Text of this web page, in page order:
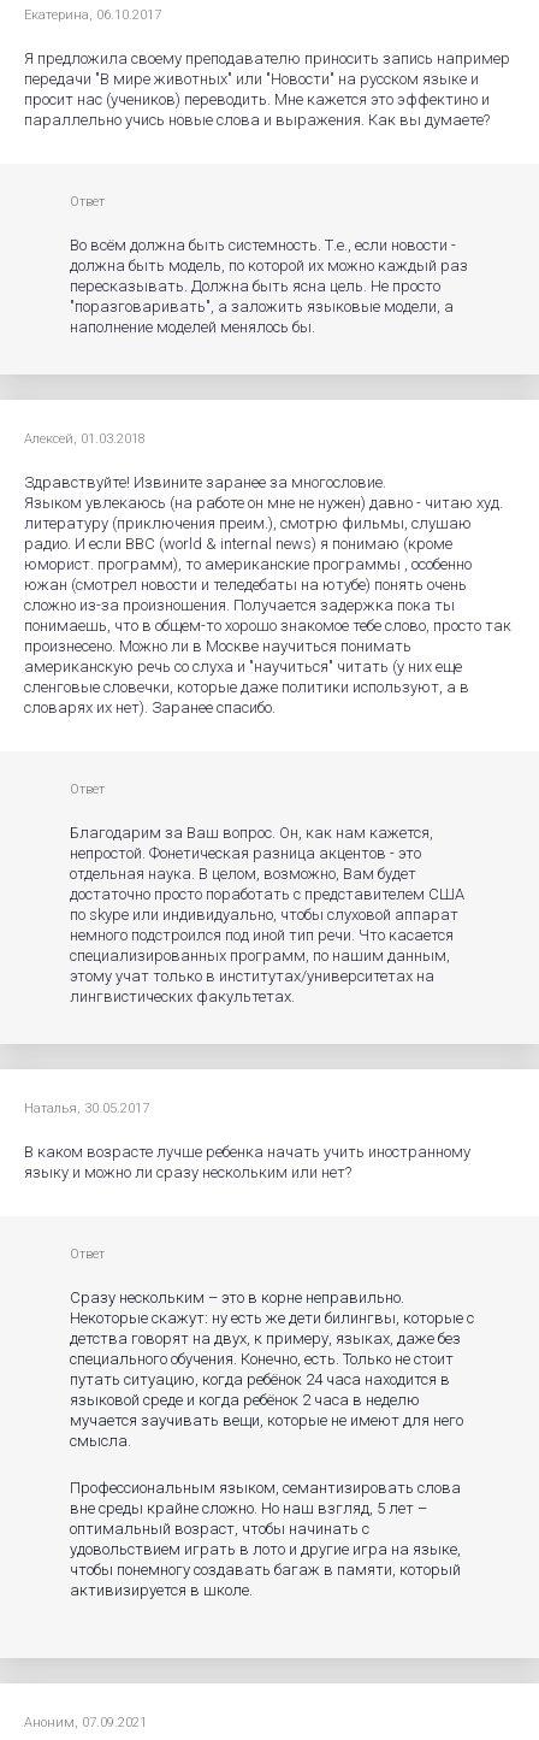
Екатерина, 06.10.2017
Я предложила своему преподавателю приносить запись например
передачи "В мире животных" или "Новости" на русском языке и
просит нас (учеников) переводить. Мне кажется это эффектино и
параллельно учись новые слова и выражения. Как вы думаете?
Ответ
Во всём должна быть системность. Т.е., если новости -
должна быть модель, по которой их можно каждый раз
пересказывать. Должна быть ясна цель. Не просто
"поразговаривать", а заложить языковые модели, а
наполнение моделей менялось бы.
Алексей, 01.03.2018
Здравствуйте! Извините заранее за многословие.
Языком увлекаюсь (на работе он мне не нужен) давно - читаю худ.
литературу (приключения преим.), смотрю фильмы, слушаю
радио. И если BBC (world & internal news) я понимаю (кроме
юморист. программ), то американские программы , особенно
южан (смотрел новости и теледебаты на ютубе) понять очень
сложно из-за произношения. Получается задержка пока ты
понимаешь, что в общем-то хорошо знакомое тебе слово, просто так
произнесено. Можно ли в Москве научиться понимать
американскую речь со слуха и "научиться" читать (у них еще
сленговые словечки, которые даже политики используют, а в
словарях их нет). Заранее спасибо.
Ответ
Благодарим за Ваш вопрос. Он, как нам кажется,
непростой. Фонетическая разница акцентов - это
отдельная наука. В целом, возможно, Вам будет
достаточно просто поработать с представителем США
по skype или индивидуально, чтобы слуховой аппарат
немного подстроился под иной тип речи. Что касается
специализированных программ, по нашим данным,
этому учат только в институтах/университетах на
лингвистических факультетах.
Наталья, 30.05.2017
В каком возрасте лучше ребенка начать учить иностранному
языку и можно ли сразу нескольким или нет?
Ответ
Сразу нескольким – это в корне неправильно.
Некоторые скажут: ну есть же дети билингвы, которые с
детства говорят на двух, к примеру, языках, даже без
специального обучения. Конечно, есть. Только не стоит
путать ситуацию, когда ребёнок 24 часа находится в
языковой среде и когда ребёнок 2 часа в неделю
мучается заучивать вещи, которые не имеют для него
смысла.
Профессиональным языком, семантизировать слова
вне среды крайне сложно. Но наш взгляд, 5 лет –
оптимальный возраст, чтобы начинать с
удовольствием играть в лото и другие игра на языке,
чтобы понемногу создавать багаж в памяти, который
активизируется в школе.
Аноним, 07.09.2021